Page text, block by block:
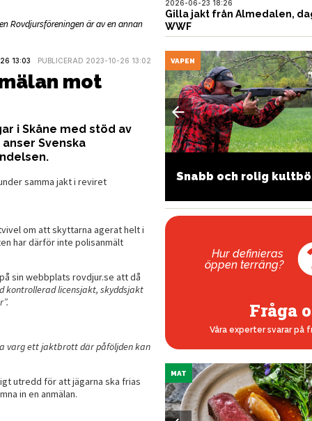
Rovdjursföreningen är av en annan
13:03 PUBLICERAD 2023-10-26 13:02
mot
i Skåne med stöd av
Svenska
samma jakt i reviret
om att skyttarna agerat helt i
har därför inte polisanmält
sin webbplats rovdjur.se att då
kontrollerad licensjakt, skyddsjakt
varg ett jaktbrott där påföljden kan
utredd för att jägarna ska frias
in en anmälan.
2026-06-23 18:26
Gilla jakt från Almedalen,
WWF
karta
VAPEN
Snabb och rolig
Hur definieras
öppen terräng?
Fråga
Våra experter svarar på
MAT